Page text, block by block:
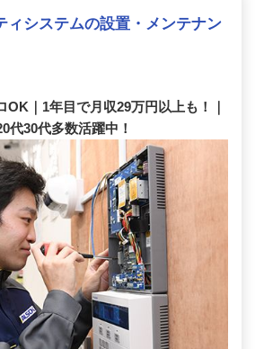
ィシステムの設置・メンテナン
｜1年目で月収29万円以上も！｜
代30代多数活躍中！